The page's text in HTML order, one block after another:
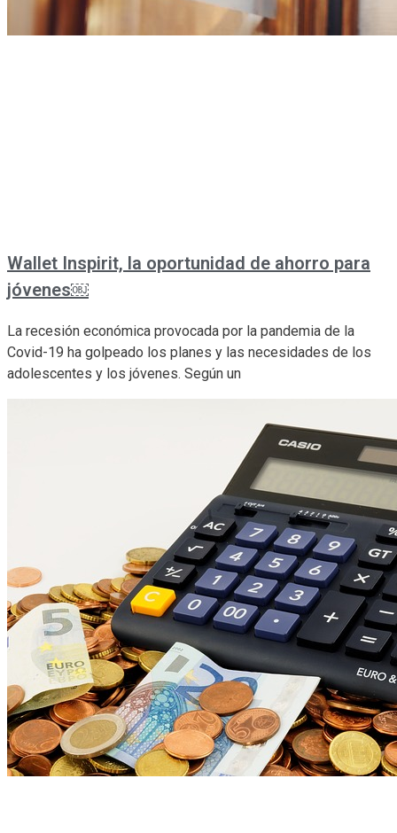
Wallet Inspirit, la oportunidad de ahorro para
jóvenes￼
La recesión económica provocada por la pandemia de la
Covid-19 ha golpeado los planes y las necesidades de los
adolescentes y los jóvenes. Según un